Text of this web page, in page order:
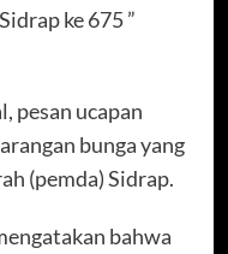
ke 675 ”
pesan ucapan
bunga yang
(pemda) Sidrap.
bahwa